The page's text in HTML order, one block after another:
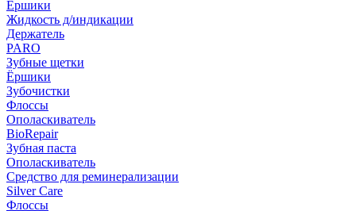
Ёршики
Жидкость д/индикации
Держатель
PARO
Зубные щетки
Ёршики
Зубочистки
Флоссы
Ополаскиватель
BioRepair
Зубная паста
Ополаскиватель
Средство для реминерализации
Silver Care
Флоссы